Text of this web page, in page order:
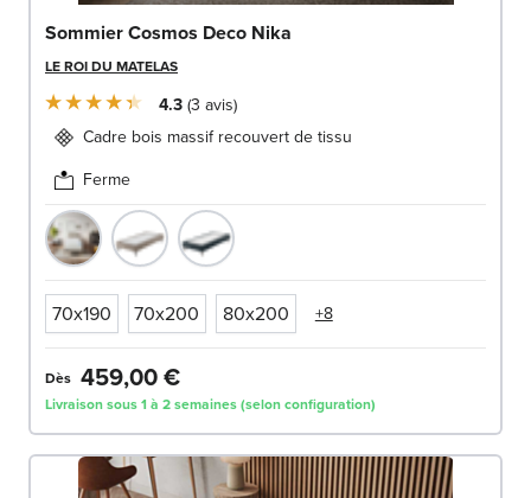
Sommier Cosmos Deco Nika
LE ROI DU MATELAS
4.3 3 avis
Cadre bois massif recouvert de tissu
Ferme
70x190 70x200 80x200 +8
Dès 459,00 €
Livraison sous 1 à 2 semaines (selon configuration)